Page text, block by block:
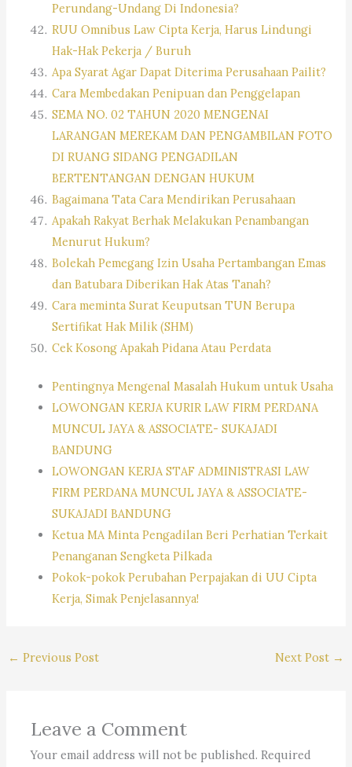
Perundang-Undang Di Indonesia?
RUU Omnibus Law Cipta Kerja, Harus Lindungi
Hak-Hak Pekerja / Buruh
Apa Syarat Agar Dapat Diterima Perusahaan Pailit?
Cara Membedakan Penipuan dan Penggelapan
SEMA NO. 02 TAHUN 2020 MENGENAI
LARANGAN MEREKAM DAN PENGAMBILAN FOTO
DI RUANG SIDANG PENGADILAN
BERTENTANGAN DENGAN HUKUM
Bagaimana Tata Cara Mendirikan Perusahaan
Apakah Rakyat Berhak Melakukan Penambangan
Menurut Hukum?
Bolekah Pemegang Izin Usaha Pertambangan Emas
dan Batubara Diberikan Hak Atas Tanah?
Cara meminta Surat Keuputsan TUN Berupa
Sertifikat Hak Milik (SHM)
Cek Kosong Apakah Pidana Atau Perdata
Pentingnya Mengenal Masalah Hukum untuk Usaha
LOWONGAN KERJA KURIR LAW FIRM PERDANA
MUNCUL JAYA & ASSOCIATE- SUKAJADI
BANDUNG
LOWONGAN KERJA STAF ADMINISTRASI LAW
FIRM PERDANA MUNCUL JAYA & ASSOCIATE-
SUKAJADI BANDUNG
Ketua MA Minta Pengadilan Beri Perhatian Terkait
Penanganan Sengketa Pilkada
Pokok-pokok Perubahan Perpajakan di UU Cipta
Kerja, Simak Penjelasannya!
← Previous Post Next Post →
Leave a Comment
Your email address will not be published. Required